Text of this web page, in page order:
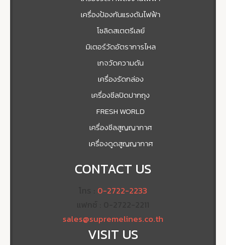
เครื่องป้องกันแรงดันไฟฟ้า
โซลิดสเตตรีเลย์
มิเตอร์วัดอัตราการไหล
เกจวัดความดัน
เครื่องรัดกล่อง
เครื่องซีลปิดปากถุง
FRESH WORLD
เครื่องซีลสูญญากาศ
เครื่องดูดสูญญากาศ
CONTACT US
0-2722-2233
sales@supremelines.co.th
VISIT US